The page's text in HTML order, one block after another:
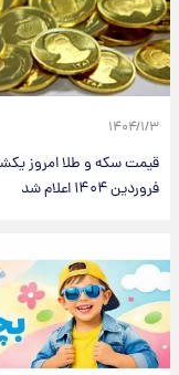
۱۴۰۴/۱/۳
فروردین ۱۴۰۴ اعلام شد